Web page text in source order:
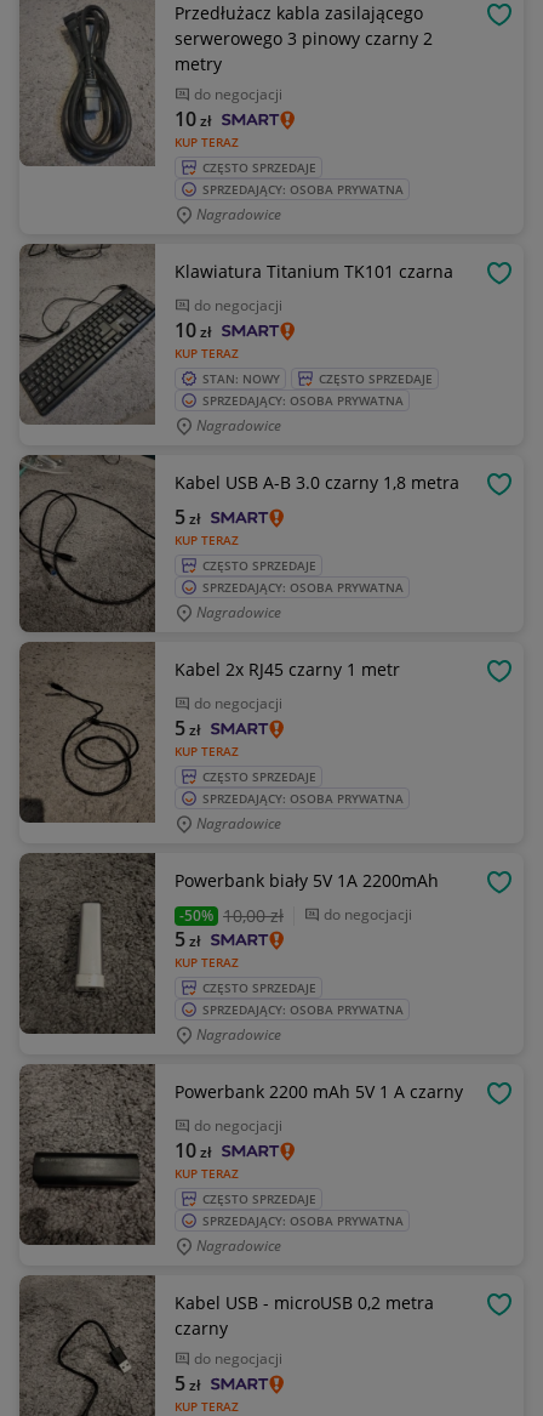
Przedłużacz kabla zasilającego
serwerowego 3 pinowy czarny 2
metry
do negocjacji
KUP TERAZ
10zł
CZĘSTO SPRZEDAJE
SPRZEDAJĄCY: OSOBA PRYWATNA
Nagradowice
Klawiatura Titanium TK101 czarna
do negocjacji
KUP TERAZ
10zł
STAN: NOWY
CZĘSTO SPRZEDAJE
SPRZEDAJĄCY: OSOBA PRYWATNA
Nagradowice
Kabel USB A-B 3.0 czarny 1,8 metra
KUP TERAZ
5zł
CZĘSTO SPRZEDAJE
SPRZEDAJĄCY: OSOBA PRYWATNA
Nagradowice
Kabel 2x RJ45 czarny 1 metr
do negocjacji
KUP TERAZ
5zł
CZĘSTO SPRZEDAJE
SPRZEDAJĄCY: OSOBA PRYWATNA
Nagradowice
Powerbank biały 5V 1A 2200mAh
-50% 10,00 zł do negocjacji
KUP TERAZ
5zł
CZĘSTO SPRZEDAJE
SPRZEDAJĄCY: OSOBA PRYWATNA
Nagradowice
Powerbank 2200 mAh 5V 1 A czarny
do negocjacji
KUP TERAZ
10zł
CZĘSTO SPRZEDAJE
SPRZEDAJĄCY: OSOBA PRYWATNA
Nagradowice
Kabel USB - microUSB 0,2 metra
czarny
do negocjacji
KUP TERAZ
5zł